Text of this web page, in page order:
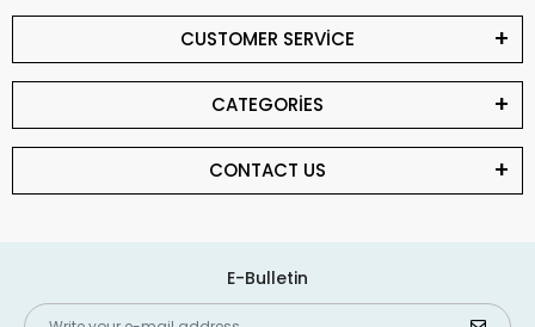
CUSTOMER SERVİCE
CATEGORİES
CONTACT US
E-Bulletin